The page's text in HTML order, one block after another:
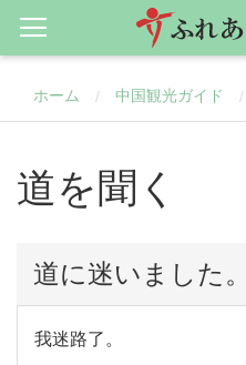
ホーム / 中国観光ガイド /
道を聞く
道に迷いました。
我迷路了。